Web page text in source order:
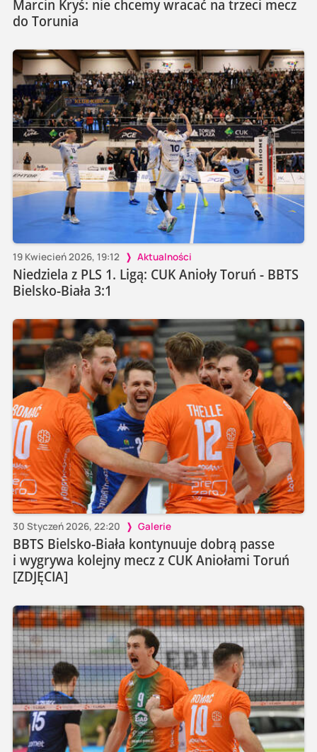
Marcin Kryś: nie chcemy wracać na trzeci mecz
do Torunia
19 Kwiecień 2026, 19:12 Aktualności
Niedziela z PLS 1. Ligą: CUK Anioły Toruń - BBTS
Bielsko-Biała 3:1
30 Styczeń 2026, 22:20 Galerie
BBTS Bielsko-Biała kontynuuje dobrą passe
i wygrywa kolejny mecz z CUK Aniołami Toruń
[ZDJĘCIA]